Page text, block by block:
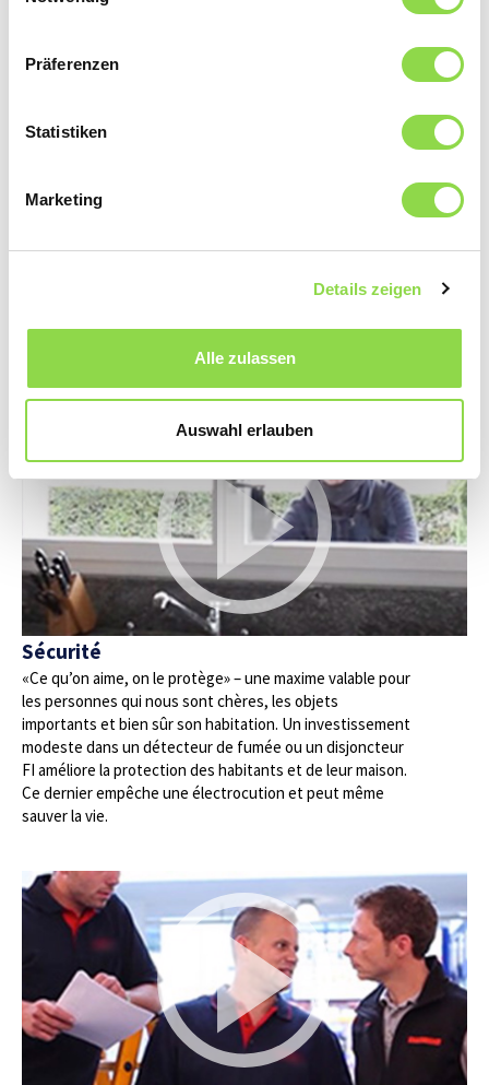
Präferenzen
Statistiken
Marketing
Details zeigen
Alle zulassen
Auswahl erlauben
Smart Grid Infofilm
définition et quelle influence ce réseau électrique
pouvez le découvrir en regardant notre Infofilm.
Sécurité
«Ce qu’on aime, on le protège» – une maxime valable pour
les personnes qui nous sont chères, les objets
importants et bien sûr son habitation. Un investissement
modeste dans un détecteur de fumée ou un disjoncteur
FI améliore la protection des habitants et de leur maison.
Ce dernier empêche une électrocution et peut même
sauver la vie.